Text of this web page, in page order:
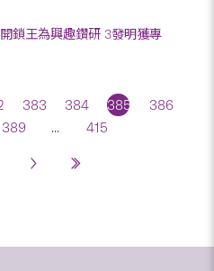
鎖王為興趣鑽研 3發明獲專
383 384 385
386
389 ... 415